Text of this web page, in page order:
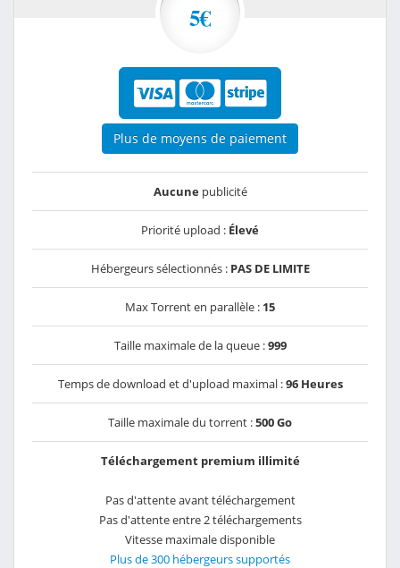
5€
Plus de moyens de paiement
Aucunepublicité
Priorité upload : Élevé
Hébergeurs sélectionnés : PAS DE LIMITE
Max Torrent en parallèle : 15
Taille maximale de la queue :999
Temps de download et d'upload maximal :96 Heures
Taille maximale du torrent :500 Go
Téléchargement premium illimité
Pas d'attente avant téléchargement
Pas d'attente entre 2 téléchargements
Vitesse maximale disponible
Plus de 300 hébergeurs supportés